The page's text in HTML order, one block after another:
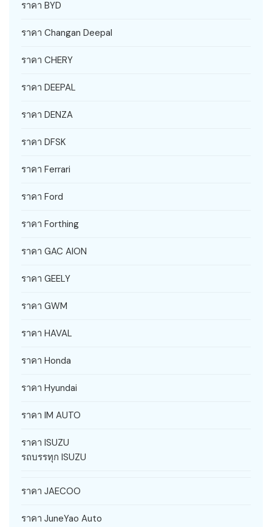
ราคา BYD
ราคา Changan Deepal
ราคา CHERY
ราคา DEEPAL
ราคา DENZA
ราคา DFSK
ราคา Ferrari
ราคา Ford
ราคา Forthing
ราคา GAC AION
ราคา GEELY
ราคา GWM
ราคา HAVAL
ราคา Honda
ราคา Hyundai
ราคา IM AUTO
ราคา ISUZU
รถบรรทุก ISUZU
ราคา JAECOO
ราคา JuneYao Auto